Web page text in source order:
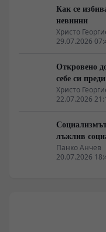
Как се
невинни
Христо
29.07.2026
Откровено
себе си
Христо
22.07.2026
лъжлив
Панко Анчев
20.07.2026